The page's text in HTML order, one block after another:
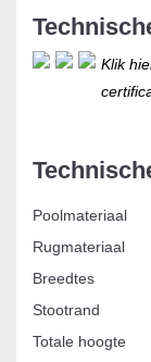
Klik
Poolmateriaal
Rugmateriaal
Breedtes
Stootrand
Totale hoogte